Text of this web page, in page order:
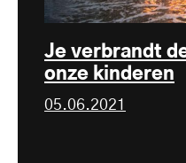
Je verbrandt
onze kinderen
05.06.2021